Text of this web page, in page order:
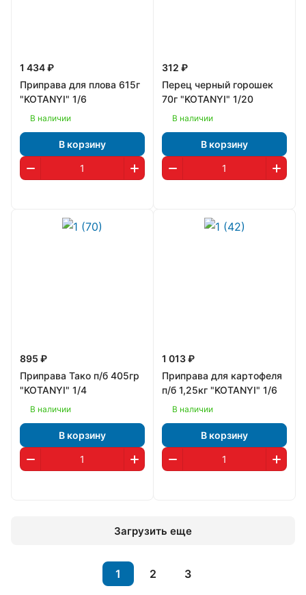
1 434 ₽
Приправа для плова 615г
"KOTANYI" 1/6
В наличии
В корзину
312 ₽
Перец черный горошек
70г "KOTANYI" 1/20
В наличии
В корзину
895 ₽
Приправа Тако п/б 405гр
"KOTANYI" 1/4
В наличии
В корзину
1 013 ₽
Приправа для картофеля
п/б 1,25кг "KOTANYI" 1/6
В наличии
В корзину
Загрузить еще
1 2 3